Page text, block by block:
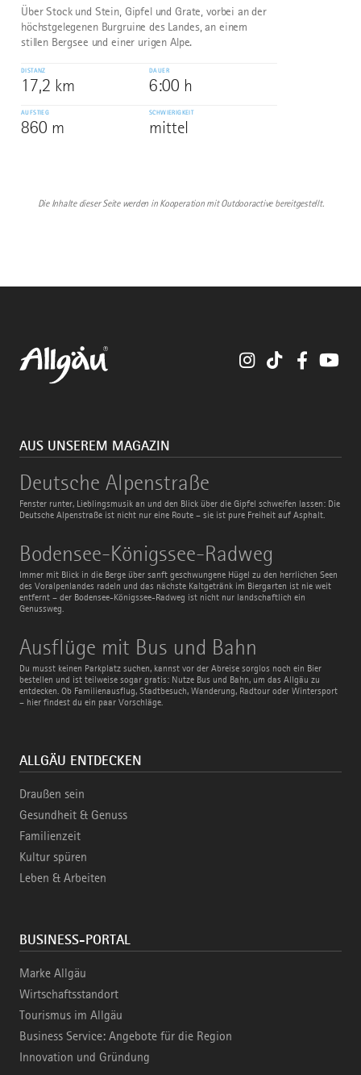
Über Stock und Stein, Gipfel und Grate, vorbei an der
höchstgelegenen Burgruine des Landes, an einem
stillen Bergsee und einer urigen Alpe.
DISTANZ
17,2 km
DAUER
6:00 h
AUFSTIEG
860 m
SCHWIERIGKEIT
mittel
Die Inhalte dieser Seite werden in Kooperation mit Outdooractive bereitgestellt.
InstagramTikTok
AUS UNSEREM MAGAZIN
Deutsche Alpenstraße
Fenster runter, Lieblingsmusik an und den Blick über die Gipfel schweifen lassen: Die
Deutsche Alpenstraße ist nicht nur eine Route – sie ist pure Freiheit auf Asphalt.
Deutsche
Alpenstraße
Bodensee-Königssee-Radweg
Immer mit Blick in die Berge über sanft geschwungene Hügel zu den herrlichen Seen
des Voralpenlandes radeln und das nächste Kaltgetränk im Biergarten ist nie weit
entfernt – der Bodensee-Königssee-Radweg ist nicht nur landschaftlich ein
Genussweg.
Bodensee-
Königssee-
Radweg
Ausflüge mit Bus und Bahn
Du musst keinen Parkplatz suchen, kannst vor der Abreise sorglos noch ein Bier
bestellen und ist teilweise sogar gratis: Nutze Bus und Bahn, um das Allgäu zu
entdecken. Ob Familienausflug, Stadtbesuch, Wanderung, Radtour oder Wintersport
– hier findest du ein paar Vorschläge.
Ausflüge
mit
Bus
und
Bahn
ALLGÄU ENTDECKEN
Draußen sein
Gesundheit & Genuss
Familienzeit
Kultur spüren
Leben & Arbeiten
BUSINESS-PORTAL
Marke Allgäu
Wirtschaftsstandort
Tourismus im Allgäu
Business Service: Angebote für die Region
Innovation und Gründung